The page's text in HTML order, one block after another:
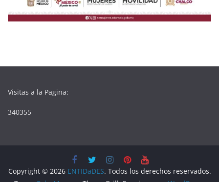
Visitas a la Pagina:
340355
Copyright © 2026 ENTIDaDES. Todos los derechos reservados.